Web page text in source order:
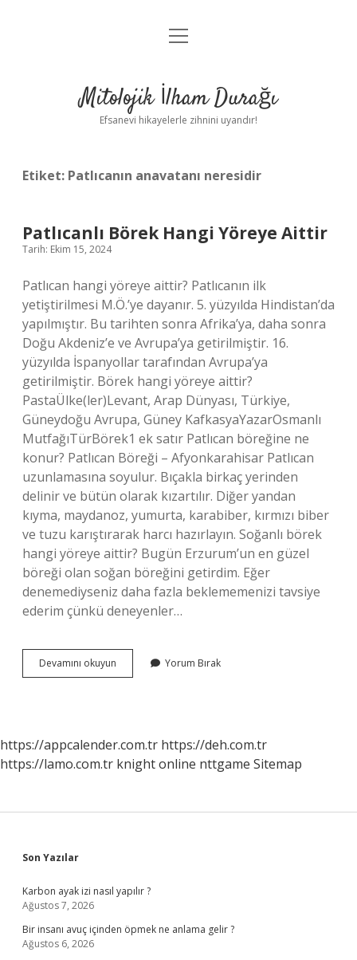
Anasayfa
Yasal Uyarı
menüyü
Mitolojik İlham Durağı
Efsanevi hikayelerle zihnini uyandır!
Etiket: Patlıcanın anavatanı neresidir
Patlıcanlı Börek Hangi Yöreye Aittir
Tarih: Ekim 15, 2024
Patlıcan hangi yöreye aittir? Patlıcanın ilk
yetiştirilmesi M.Ö.’ye dayanır. 5. yüzyılda Hindistan’da
yapılmıştır. Bu tarihten sonra Afrika’ya, daha sonra
Doğu Akdeniz’e ve Avrupa’ya getirilmiştir. 16.
yüzyılda İspanyollar tarafından Avrupa’ya
getirilmiştir. Börek hangi yöreye aittir?
PastaÜlke(ler)Levant, Arap Dünyası, Türkiye,
Güneydoğu Avrupa, Güney KafkasyaYazarOsmanlı
MutfağıTürBörek1 ek satır Patlıcan böreğine ne
konur? Patlıcan Böreği – Afyonkarahisar Patlıcan
uzunlamasına soyulur. Bıçakla birkaç yerinden
delinir ve bütün olarak kızartılır. Diğer yandan
kıyma, maydanoz, yumurta, karabiber, kırmızı biber
ve tuzu karıştırarak harcı hazırlayın. Soğanlı börek
hangi yöreye aittir? Bugün Erzurum’un en güzel
böreği olan soğan böreğini getirdim. Eğer
denemediyseniz daha fazla beklememenizi tavsiye
ederim çünkü deneyenler…
Devamını okuyun Patlıcanlı
Börek
Yorum Bırak
https://appcalender.com.tr https://deh.com.tr
https://lamo.com.tr knight online nttgame Sitemap
Sidebar
Son Yazılar
Karbon ayak izi nasıl yapılır ?
Ağustos 7, 2026
Bir insanı avuç içinden öpmek ne anlama gelir ?
Ağustos 6, 2026